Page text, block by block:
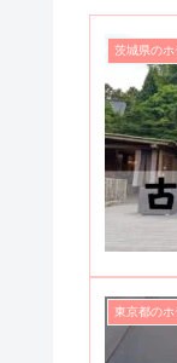
茨城県の
東京都の